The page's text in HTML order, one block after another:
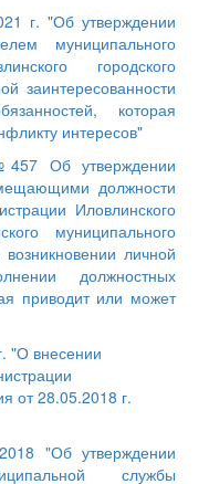
г. "Об утверждении
муниципального
городского
заинтересованности
которая
интересов"
Об утверждении
должности
Иловлинского
муниципального
личной
должностных
приводит или может
"О внесении
от 28.05.2018 г.
"Об утверждении
службы